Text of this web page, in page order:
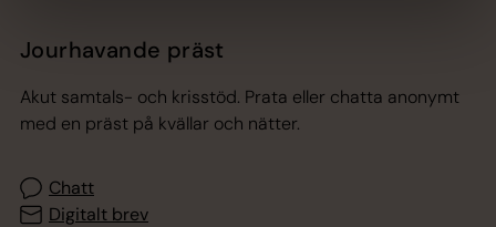
Jourhavande präst
Akut samtals- och krisstöd. Prata eller chatta anonymt
med en präst på kvällar och nätter.
Chatt
Digitalt brev